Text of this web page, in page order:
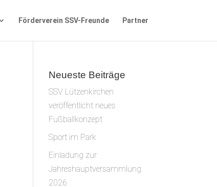
Förderverein SSV-Freunde Partner
Neueste Beiträge
SSV Lützenkirchen
veröffentlicht neues
Fußballkonzept
Sport im Park
Einladung zur
Jahreshauptversammlung
2026